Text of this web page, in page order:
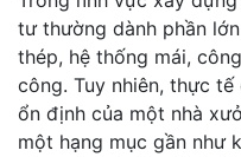
tư thường dành phần
thép, hệ thống mái,
công. Tuy nhiên, thực
ổn định của một nhà
một hạng mục gần như